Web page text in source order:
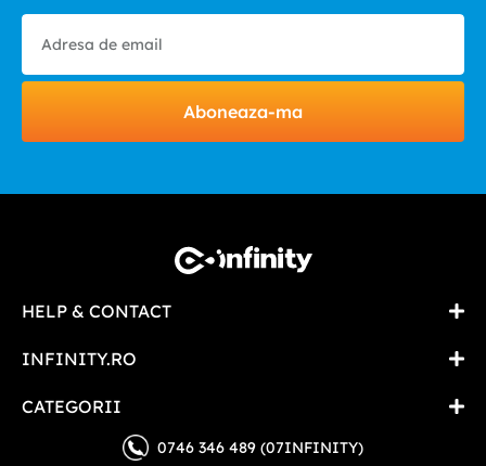
Aboneaza-ma
HELP & CONTACT
INFINITY.RO
CATEGORII
0746 346 489 (07INFINITY)